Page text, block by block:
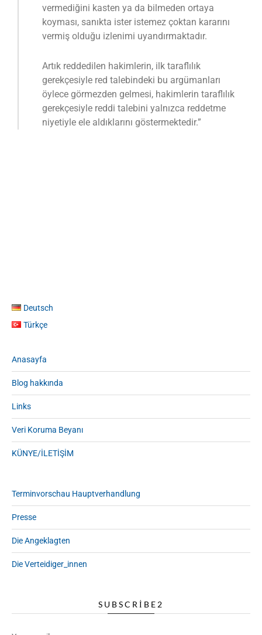
vermediğini kasten ya da bilmeden ortaya
koyması, sanıkta ister istemez çoktan kararını
vermiş olduğu izlenimi uyandırmaktadır.
Artık reddedilen hakimlerin, ilk taraflılık
gerekçesiyle red talebindeki bu argümanları
öylece görmezden gelmesi, hakimlerin taraflılık
gerekçesiyle reddi talebini yalnızca reddetme
niyetiyle ele aldıklarını göstermektedir.”
Deutsch
Türkçe
Anasayfa
Blog hakkında
Links
Veri Koruma Beyanı
KÜNYE/İLETİŞİM
Terminvorschau Hauptverhandlung
Presse
Die Angeklagten
Die Verteidiger_innen
SUBSCRIBE2